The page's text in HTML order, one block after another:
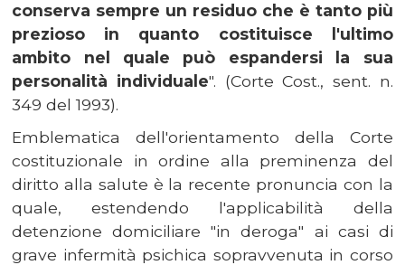
conserva sempre un residuo che è tanto più
prezioso in quanto costituisce l'ultimo
ambito nel quale può espandersi la sua
personalità individuale". (Corte Cost., sent. n.
349 del 1993).
Emblematica dell'orientamento della Corte
costituzionale in ordine alla preminenza del
diritto alla salute è la recente pronuncia con la
quale, estendendo l'applicabilità della
detenzione domiciliare "in deroga" ai casi di
grave infermità psichica sopravvenuta in corso